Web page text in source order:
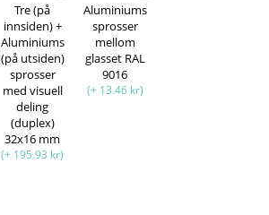
Tre (på
innsiden) +
Aluminiums
(på utsiden)
sprosser
med visuell
deling
(duplex)
32x16 mm
(+ 195.93 kr)
Aluminiums
sprosser
mellom
glasset RAL
9016
(+ 13.46 kr)